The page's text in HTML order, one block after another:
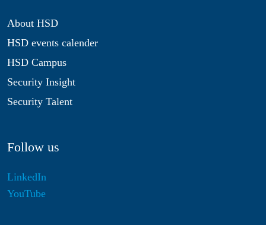
About HSD
HSD events calender
HSD Campus
Security Insight
Security Talent
Follow us
LinkedIn
YouTube